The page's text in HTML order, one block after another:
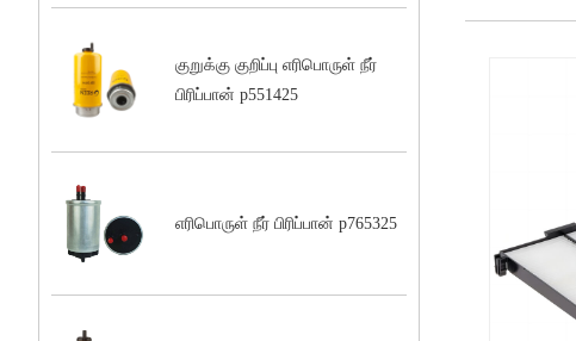
கேபின் காற்று வடிகட்டியை மாற்றுவது பற்றி நீங்கள் தெரிந்து கொள்ள
குறுக்கு குறிப்பு எரிபொருள் நீர்
பிரிப்பான் p551425
எரிபொருள் நீர் பிரிப்பான் p765325